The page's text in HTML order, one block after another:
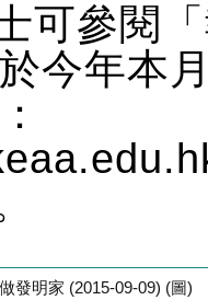
可參閱
今年本
發明家 (2015-09-09) (圖)